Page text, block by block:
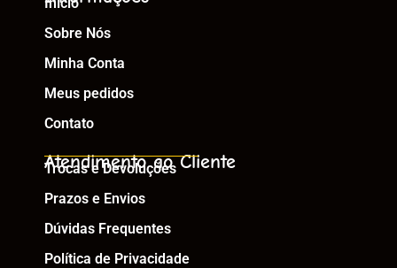
Sobre Nós
Minha Conta
Meus pedidos
Contato
Atendimento ao Cliente
Trocas e Devoluções
Prazos e Envios
Dúvidas Frequentes
Política de Privacidade